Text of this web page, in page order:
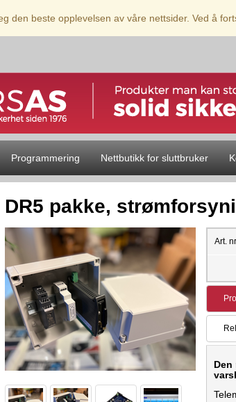
den beste opplevelsen av våre nettsider. Ved å
Programmering Nettbutikk for sluttbruker
DR5 pakke,
Art.
Den